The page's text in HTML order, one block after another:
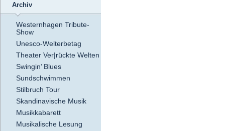
Archiv
Westernhagen Tribute-
Show
Unesco-Welterbetag
Theater Ver|rückte Welten
Swingin’ Blues
Sundschwimmen
Stilbruch Tour
Skandinavische Musik
Musikkabarett
Musikalische Lesung